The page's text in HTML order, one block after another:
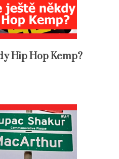
Hip Hop Kemp?